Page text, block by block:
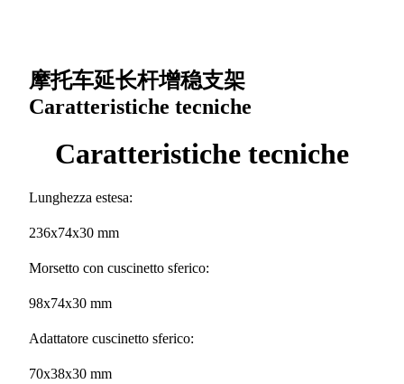
摩托车延长杆增稳支架
Caratteristiche tecniche
Caratteristiche tecniche
Lunghezza estesa:
236x74x30 mm
Morsetto con cuscinetto sferico:
98x74x30 mm
Adattatore cuscinetto sferico:
70x38x30 mm